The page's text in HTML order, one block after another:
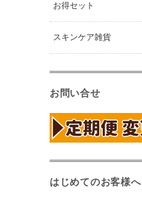
お得セット
スキンケア雑貨
お問い合せ
はじめてのお客様へ